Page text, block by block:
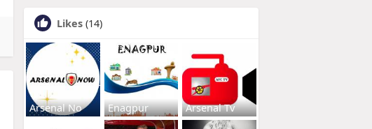
Likes (14)
Arsenal No Enagpur Arsenal Tv